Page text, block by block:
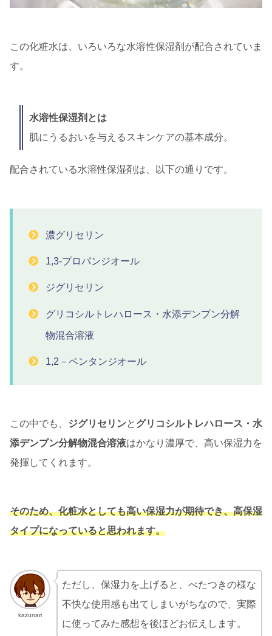
この化粧水は、いろいろな水溶性保湿剤が配合されていま
す。
水溶性保湿剤とは
肌にうるおいを与えるスキンケアの基本成分。
配合されている水溶性保湿剤は、以下の通りです。
濃グリセリン
1,3-プロパンジオール
ジグリセリン
グリコシルトレハロース・水添デンプン分解
物混合溶液
1,2－ペンタンジオール
この中でも、 ジグリセリンと グリコシルトレハロース・水
添デンプン分解物混合溶液はかなり濃厚で、高い保湿力を
発揮してくれます。
そのため、化粧水としても高い保湿力が期待でき、高保湿
タイプになっていると思われます。
kazunari
ただし、保湿力を上げると、べたつきの様な
不快な使用感も出てしまいがちなので、実際
に使ってみた感想を後ほどお伝えします。